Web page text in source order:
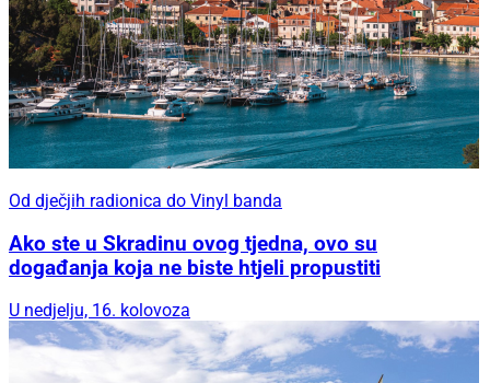
Od dječjih radionica do Vinyl banda
Ako ste u Skradinu ovog tjedna, ovo su
događanja koja ne biste htjeli propustiti
U nedjelju, 16. kolovoza